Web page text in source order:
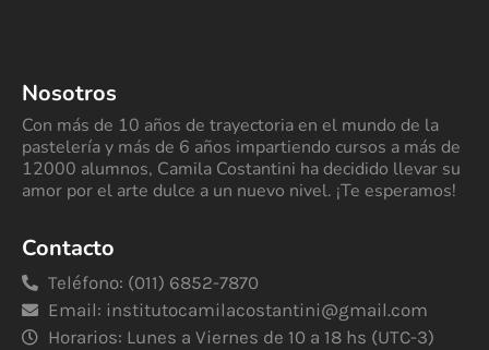
Nosotros
Con más de 10 años de trayectoria en el mundo de la
pastelería y más de 6 años impartiendo cursos a más de
12000 alumnos, Camila Costantini ha decidido llevar su
amor por el arte dulce a un nuevo nivel. ¡Te esperamos!
Contacto
Teléfono: (011) 6852-7870
Email: institutocamilacostantini@gmail.com
Horarios: Lunes a Viernes de 10 a 18 hs (UTC-3)